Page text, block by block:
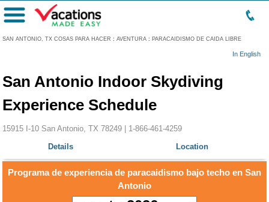
SAN ANTONIO, TX COSAS PARA HACER : AVENTURA : PARACAIDISMO DE CAIDA LIBRE
In English
Menú
San Antonio Indoor Skydiving
Experience Schedule
15915 I-10 San Antonio, TX 78249 | 1-866-461-4259
Details
Location
Programa de experiencia de paracaidismo bajo techo en San
Antonio